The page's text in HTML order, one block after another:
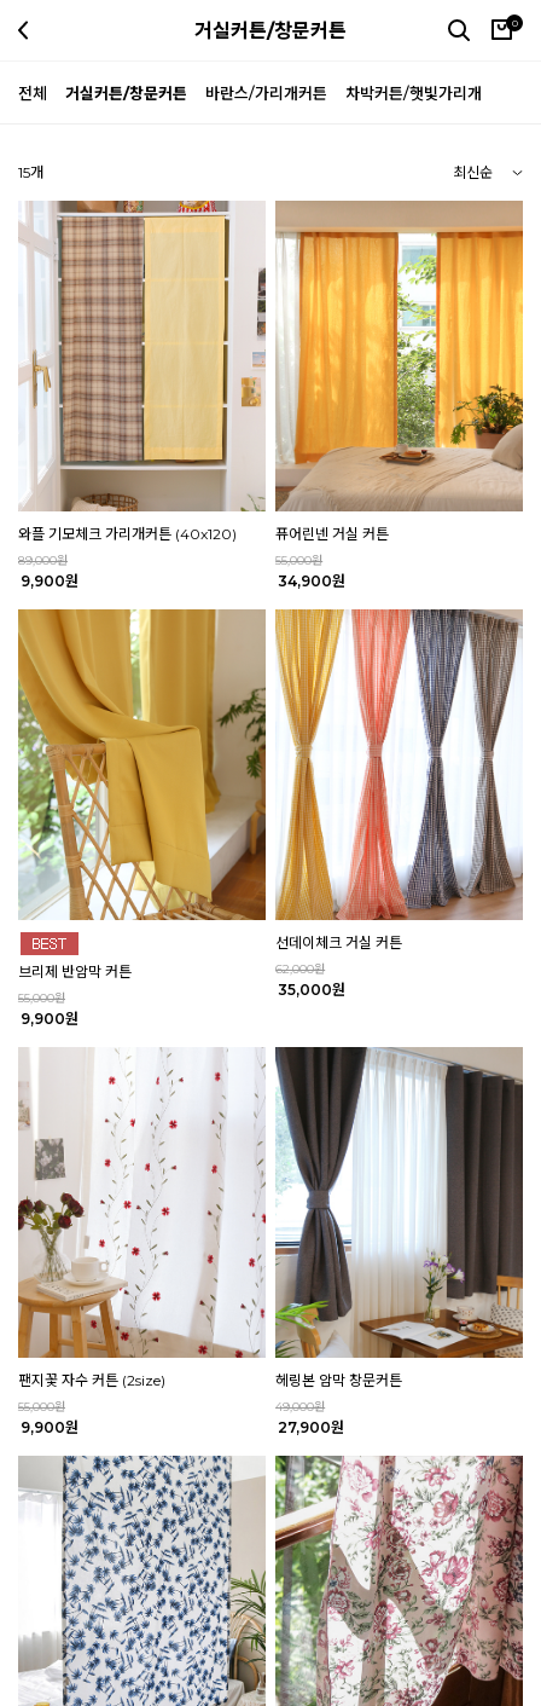
거실커튼/창문커튼 0
전체 거실커튼/창문커튼 바란스/가리개커튼 차박커튼/햇빛가리개
15개
와플 기모체크 가리개커튼 (40x120)
89,000원
9,900원
퓨어린넨 거실 커튼
55,000원
34,900원
브리제 반암막 커튼
55,000원
9,900원
선데이체크 거실 커튼
62,000원
35,000원
팬지꽃 자수 커튼 (2size)
55,000원
9,900원
헤링본 암막 창문커튼
49,000원
27,900원